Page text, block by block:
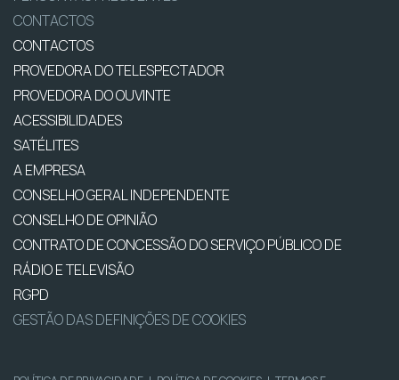
CONTACTOS
CONTACTOS
PROVEDORA DO TELESPECTADOR
PROVEDORA DO OUVINTE
ACESSIBILIDADES
SATÉLITES
A EMPRESA
CONSELHO GERAL INDEPENDENTE
CONSELHO DE OPINIÃO
CONTRATO DE CONCESSÃO DO SERVIÇO PÚBLICO DE
RÁDIO E TELEVISÃO
RGPD
GESTÃO DAS DEFINIÇÕES DE COOKIES